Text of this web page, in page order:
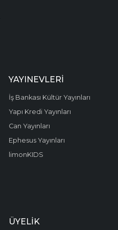
YAYINEVLERI
İş Bankası Kültür Yayınları
Yapı Kredi Yayınları
Can Yayınları
Ephesus Yayınları
limonKIDS
ÜYELIK